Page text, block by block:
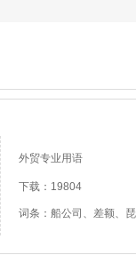
外贸专业用语
下载：19804
词条：船公司、差额、